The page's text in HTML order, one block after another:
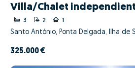
Villa/Chalet
3 2 1
Santo António, Ponta Delgada, Ilha de
325.000 €